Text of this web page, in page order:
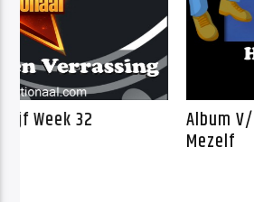
Kwartet Schijf Week 32